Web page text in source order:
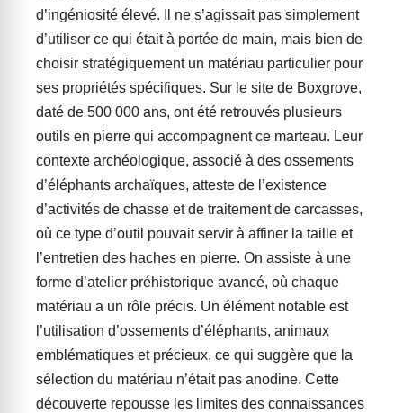
d’ingéniosité élevé. Il ne s’agissait pas simplement
d’utiliser ce qui était à portée de main, mais bien de
choisir stratégiquement un matériau particulier pour
ses propriétés spécifiques. Sur le site de Boxgrove,
daté de 500 000 ans, ont été retrouvés plusieurs
outils en pierre qui accompagnent ce marteau. Leur
contexte archéologique, associé à des ossements
d’éléphants archaïques, atteste de l’existence
d’activités de chasse et de traitement de carcasses,
où ce type d’outil pouvait servir à affiner la taille et
l’entretien des haches en pierre. On assiste à une
forme d’atelier préhistorique avancé, où chaque
matériau a un rôle précis. Un élément notable est
l’utilisation d’ossements d’éléphants, animaux
emblématiques et précieux, ce qui suggère que la
sélection du matériau n’était pas anodine. Cette
découverte repousse les limites des connaissances